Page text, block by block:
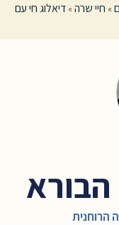
» חיי שרה» דיאלוג חי עם
הבורא
הרוחנית